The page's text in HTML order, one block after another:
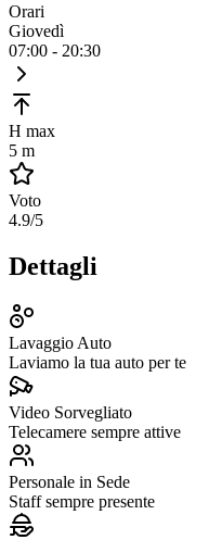
Orari
Giovedì
07:00 - 20:30
H max
5 m
Voto
4.9/5
Dettagli
Lavaggio Auto
Laviamo la tua auto per te
Video Sorvegliato
Telecamere sempre attive
Personale in Sede
Staff sempre presente